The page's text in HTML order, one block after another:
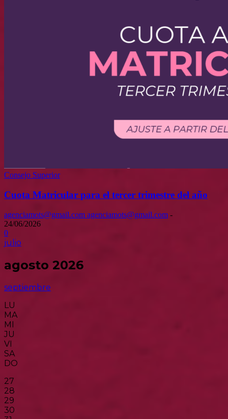
Consejo Superior
Cuota Matricular para el tercer trimestre del año
agenciamots@gmail.com agenciamots@gmail.com -
24/06/2026
0
julio
agosto 2026
septiembre
LU
MA
MI
JU
VI
SA
DO
27
28
29
30